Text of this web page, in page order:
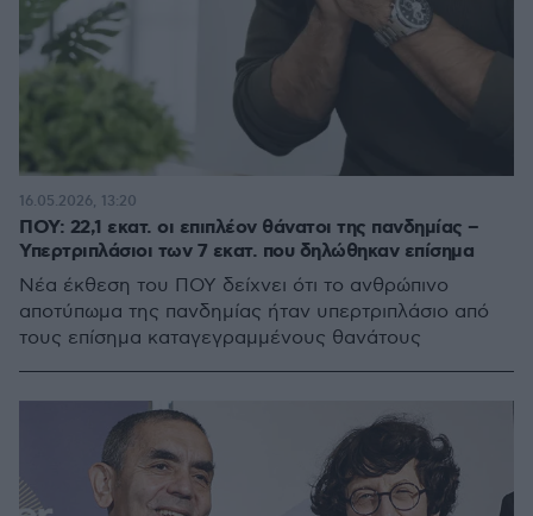
ΠΟΥ: 22,1 εκατ. οι επιπλέον θάνατοι της πανδημίας –
Υπερτριπλάσιοι των 7 εκατ. που δηλώθηκαν επίσημα
Νέα έκθεση του ΠΟΥ δείχνει ότι το ανθρώπινο
αποτύπωμα της πανδημίας ήταν υπερτριπλάσιο από
τους επίσημα καταγεγραμμένους θανάτους
16.05.2026, 13:20